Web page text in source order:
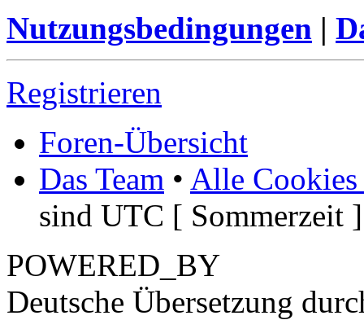
Nutzungsbedingungen |
Registrieren
Foren-Übersicht
Das Team • Alle Cookies
sind UTC [ Sommerzeit ]
POWERED_BY
Deutsche Übersetzung